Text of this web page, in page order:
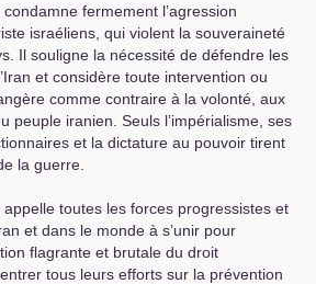
condamne fermement l’agression
israéliens, qui violent la souveraineté
Il souligne la nécessité de défendre les
et considère toute intervention ou
comme contraire à la volonté, aux
peuple iranien. Seuls l’impérialisme, ses
et la dictature au pouvoir tirent
la guerre.
appelle toutes les forces progressistes et
et dans le monde à s’unir pour
flagrante et brutale du droit
tous leurs efforts sur la prévention